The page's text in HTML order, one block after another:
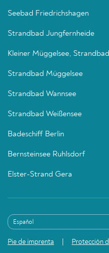
Seebad Friedrichshagen
Strandbad Jungfernheide
Kleiner Müggelsee, Strandbad
Strandbad Müggelsee
Strandbad Wannsee
Strandbad Weißensee
Badeschiff Berlin
Bernsteinsee Ruhlsdorf
Elster-Strand Gera
Pie de imprenta Protección